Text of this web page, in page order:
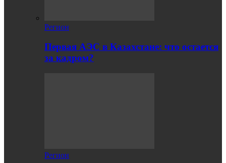
Регион
Первая АЭС в Казахстане: что остается
за кадром?
Регион